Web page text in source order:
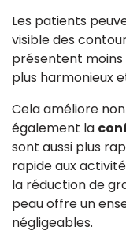
Les patients
visible des
présentent moins
plus harmonieux
Cela améliore
également la
sont aussi plus
rapide aux
la réduction de
peau offre un
négligeables.